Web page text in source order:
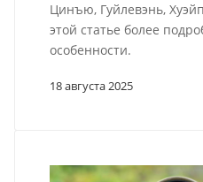
18 августа 2025
Цинъю, Гуйлевэнь,
этой статье более
особенности.